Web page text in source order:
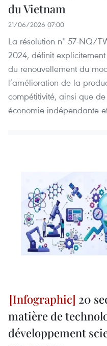
du Vietnam
21/06/2026 07:00
La résolution n° 57-NQ/
2024, définit
du renouvellement du
l’amélioration de la
compétitivité, ainsi que
économie indépendante
20
matière de
développement